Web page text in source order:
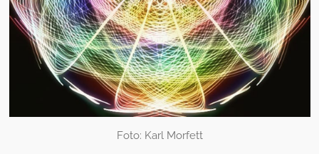
Foto: Karl Morfett